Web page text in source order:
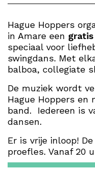
Hague Hoppers
in Amare een
speciaal voor
swingdans. Met
balboa, collegiate
De muziek wordt
Hague Hoppers en
band. Iedereen is
dansen.
Er is vrije inloop!
proefles. Vanaf 20